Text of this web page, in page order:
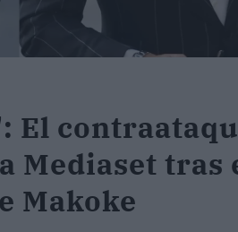
El
Mediaset tras
Makoke